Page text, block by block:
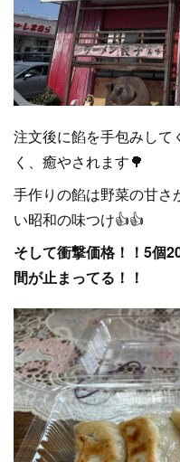
注文後に餡を手包みして
く、癒やされます🌳
手作りの餡は野菜の甘さ
い昭和の味つけ👍👍
そして衝撃価格！！5
間が止まってる！！